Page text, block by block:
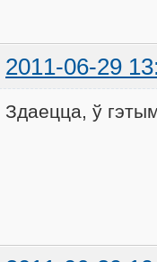
2011-06-29
Здаецца, ў